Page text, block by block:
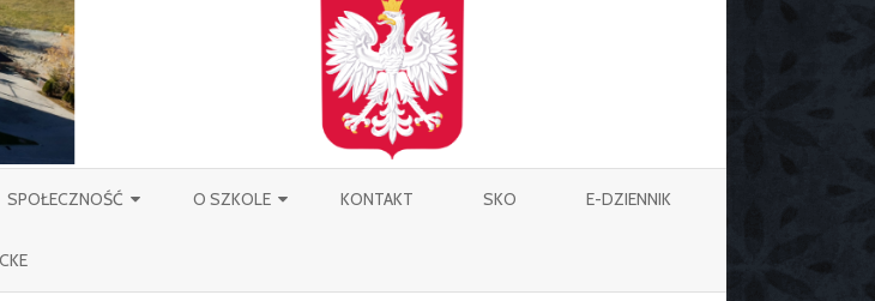
to
SPOŁECZNOŚĆ
NAUCZYCIELE
O SZKOLE KONTAKT SKO E-DZIENNIK
CKE